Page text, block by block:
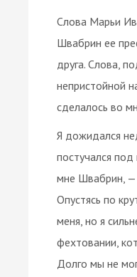
Слова Марьи
Швабрин ее
друга. Слова,
непристойной
сделалось во
Я дожидался
постучался
мне Швабрин, —
Опустясь по
меня, но я
фехтовании,
Долго мы не